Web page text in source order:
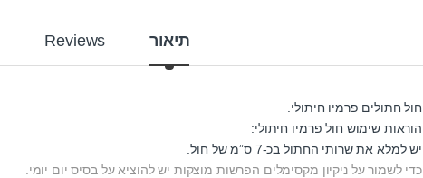
תיאור Reviews
חול חתולים פרמיו חיתולי.
הוראות שימוש חול פרמיו חיתולי:
יש למלא את שרותי החתול בכ-7 ס”מ של חול.
כדי לשמור על ניקיון מקסימלים הפרשות מוצקות יש להוציא על בסיס יום יומי.